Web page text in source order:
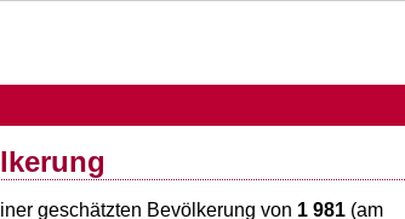
geschätzten Bevölkerung von 1 981 (am